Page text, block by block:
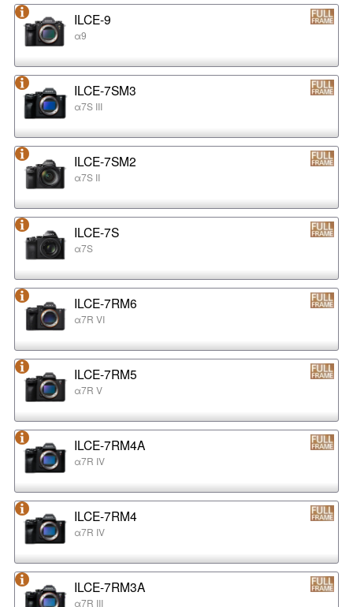
ILCE-9
α9
ILCE-7SM3
α7S III
ILCE-7SM2
α7S II
ILCE-7S
α7S
ILCE-7RM6
α7R VI
ILCE-7RM5
α7R V
ILCE-7RM4A
α7R IV
ILCE-7RM4
α7R IV
ILCE-7RM3A
α7R III